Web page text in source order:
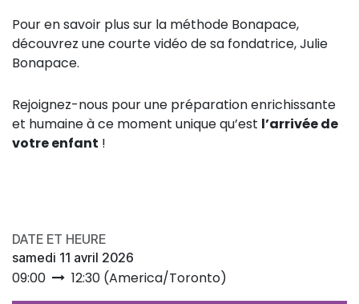
Pour en savoir plus sur la méthode Bonapace,
découvrez une courte vidéo de sa fondatrice, Julie
Bonapace.
Rejoignez-nous pour une préparation enrichissante
et humaine à ce moment unique qu’est l’arrivée de
votre enfant !
DATE ET HEURE
samedi 11 avril 2026
09:00 12:30 (America/Toronto)